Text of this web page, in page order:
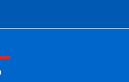
Menü